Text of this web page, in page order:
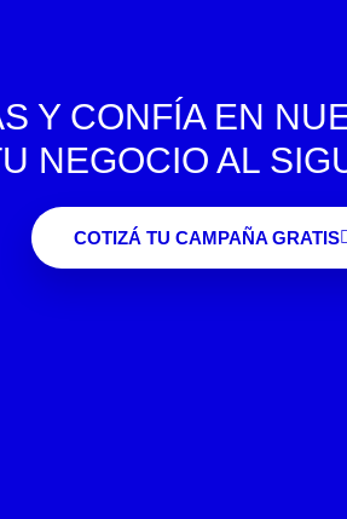
Y CONFÍA EN
NEGOCIO AL
COTIZÁ TU CAMPAÑA GRATIS